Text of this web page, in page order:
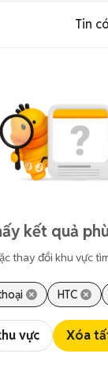
Tin
kết quả
thay đổi khu vực
HTC
vực Xóa